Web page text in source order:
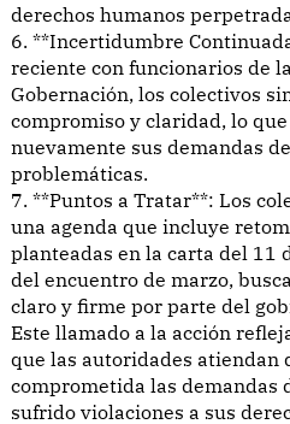
derechos humanos
6. **Incertidumbre
reciente con funcionarios de
Gobernación, los colectivos
compromiso y claridad, lo
nuevamente sus demandas
problemáticas.
7. **Puntos a Tratar**: Los
una agenda que incluye
planteadas en la carta del 11
del encuentro de marzo,
claro y firme por parte del
Este llamado a la acción
que las autoridades atiendan
comprometida las demandas
sufrido violaciones a sus